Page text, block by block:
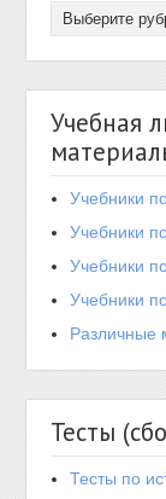
Учебная
Учебники
Учебники
Учебники
Учебники
Различные
Тесты
Тесты по